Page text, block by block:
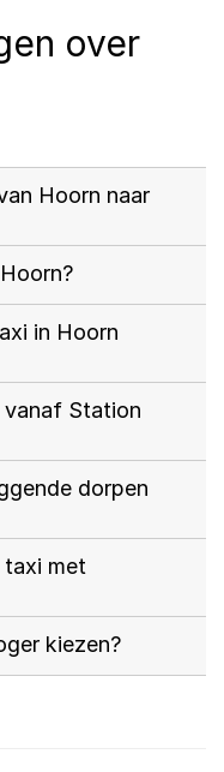
over
Hoorn naar
in Hoorn
vanaf Station
dorpen
taxi met
kiezen?